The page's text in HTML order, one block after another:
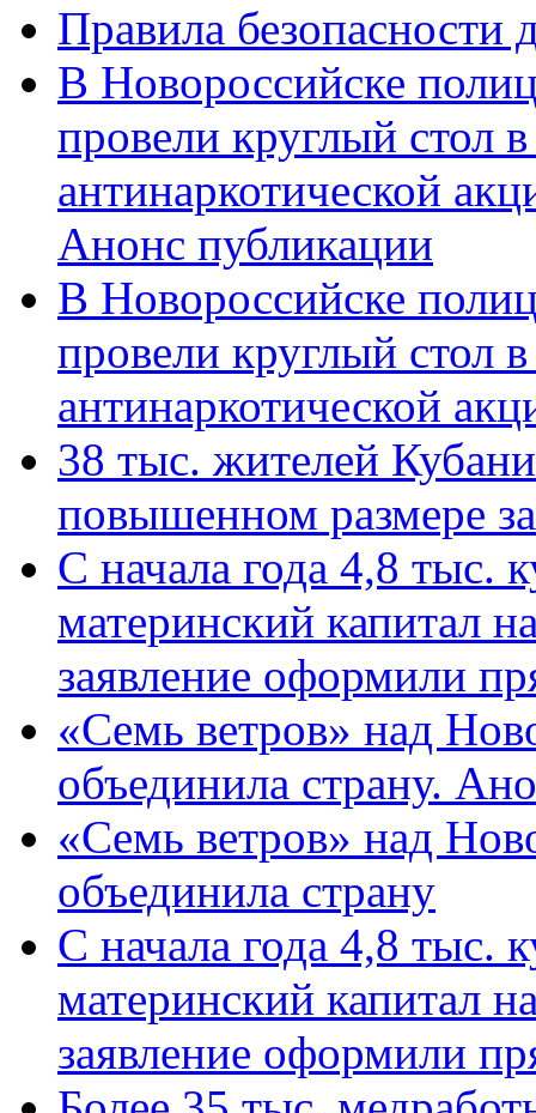
Правила безопасности
В Новороссийске
провели круглый стол
антинаркотической
Анонс публикации
В Новороссийске
провели круглый стол
антинаркотической
38 тыс. жителей
повышенном размере
С начала года 4,8 тыс.
материнский капитал
заявление оформили
«Семь ветров» над
объединила страну.
«Семь ветров» над
объединила страну
С начала года 4,8 тыс.
материнский капитал
заявление оформили